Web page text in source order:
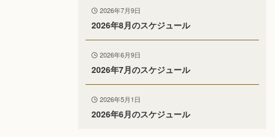
2026年7月9日
2026年8月のスケジュール
2026年6月9日
2026年7月のスケジュール
2026年5月1日
2026年6月のスケジュール